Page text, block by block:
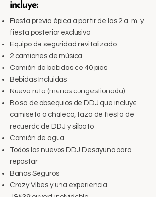
incluye:
Fiesta previa épica a partir de las 2 a. m. y
fiesta posterior exclusiva
Equipo de seguridad revitalizado
2 camiones de música
Camión de bebidas de 40 pies
Bebidas Incluidas
Nueva ruta (menos congestionada)
Bolsa de obsequios de DDJ que incluye
camiseta o chaleco, taza de fiesta de
recuerdo de DDJ y silbato
Camión de agua
Todos los nuevos DDJ Desayuno para
repostar
Baños Seguros
Crazy Vibes y una experiencia
J&#39;ouvert inolvidable